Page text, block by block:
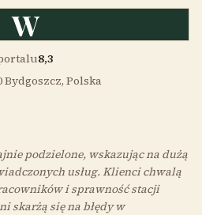
W
8,3
Bydgoszcz, Polska
podzielone, wskazując na dużą
usług. Klienci chwalą
i sprawność stacji
skarżą się na błędy w